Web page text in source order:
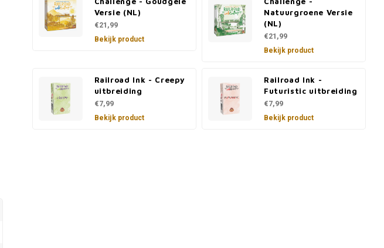
Versie (NL)
€21,99
Bekijk product
Natuurgroene Versie
(NL)
€21,99
Bekijk product
Railroad Ink - Creepy
uitbreiding
€7,99
Bekijk product
Railroad Ink -
Futuristic uitbreiding
€7,99
Bekijk product